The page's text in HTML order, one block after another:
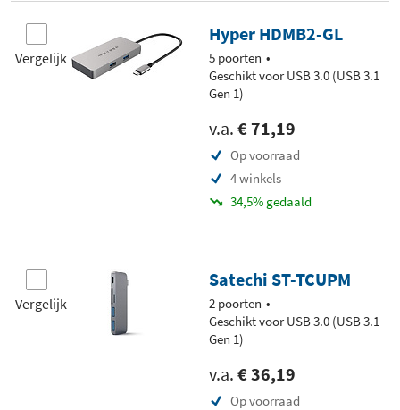
Vergelijk
Hyper HDMB2-GL
5 poorten
Geschikt voor USB 3.0 (USB 3.1
Gen 1)
v.a. € 71,19
Op voorraad
4 winkels
34,5% gedaald
Vergelijk
Satechi ST-TCUPM
2 poorten
Geschikt voor USB 3.0 (USB 3.1
Gen 1)
v.a. € 36,19
Op voorraad